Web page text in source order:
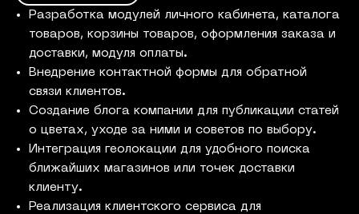
Разработка модулей личного кабинета, каталога
товаров, корзины товаров, оформления заказа и
доставки, модуля оплаты.
Внедрение контактной формы для обратной
связи клиентов.
Создание блога компании для публикации статей
о цветах, уходе за ними и советов по выбору.
Интеграция геолокации для удобного поиска
ближайших магазинов или точек доставки
клиенту.
Реализация клиентского сервиса для